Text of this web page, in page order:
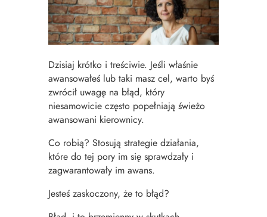
Dzisiaj krótko i treściwie. Jeśli właśnie
awansowałeś lub taki masz cel, warto byś
zwrócił uwagę na błąd, który
niesamowicie często popełniają świeżo
awansowani kierownicy.
Co robią? Stosują strategie działania,
które do tej pory im się sprawdzały i
zagwarantowały im awans.
Jesteś zaskoczony, że to błąd?